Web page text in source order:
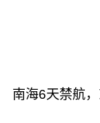
南海6天禁航，